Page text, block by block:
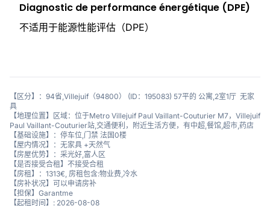
Diagnostic de performance énergétique (DPE)
不适用于能源性能评估（DPE）
【区分】：94省,Villejuif（94800） (ID：195083) 57平的 公寓,2室1厅 无家
具
【地理位置】区域：位于Metro Villejuif Paul Vaillant-Couturier M7，Villejuif
Paul Vaillant-Couturier站,交通便利，附近生活方便，有中超,餐馆,超市,药店
【基础设施】：停车位,门禁 法国0楼
【屋内情况】：无家具 +天然气
【房屋优势】：采光好,富人区
【是否接受合租】不接受合租
【房租】：1313€, 房租包含:物业费,冷水
【房补状况】可以申请房补
【担保】Garantme
【起租时间】: 2026-08-08